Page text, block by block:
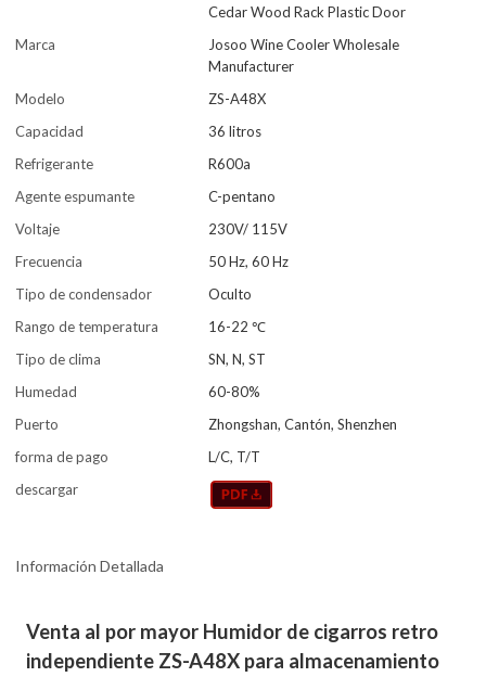
Cedar Wood Rack Plastic Door
Marca
Josoo Wine Cooler Wholesale
Manufacturer
Modelo
ZS-A48X
Capacidad
36 litros
Refrigerante
R600a
Agente espumante
C-pentano
Voltaje
230V/ 115V
Frecuencia
50 Hz, 60 Hz
Tipo de condensador
Oculto
Rango de temperatura
16-22 ℃
Tipo de clima
SN, N, ST
Humedad
60-80%
Puerto
Zhongshan, Cantón, Shenzhen
forma de pago
L/C, T/T
descargar
Información Detallada
Venta al por mayor Humidor de cigarros retro
independiente ZS-A48X para almacenamiento